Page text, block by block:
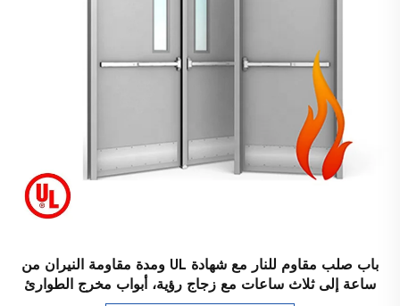
باب صلب مقاوم للنار مع شهادة UL ومدة مقاومة النيران من
ساعة إلى ثلاث ساعات مع زجاج رؤية، أبواب مخرج الطوارئ